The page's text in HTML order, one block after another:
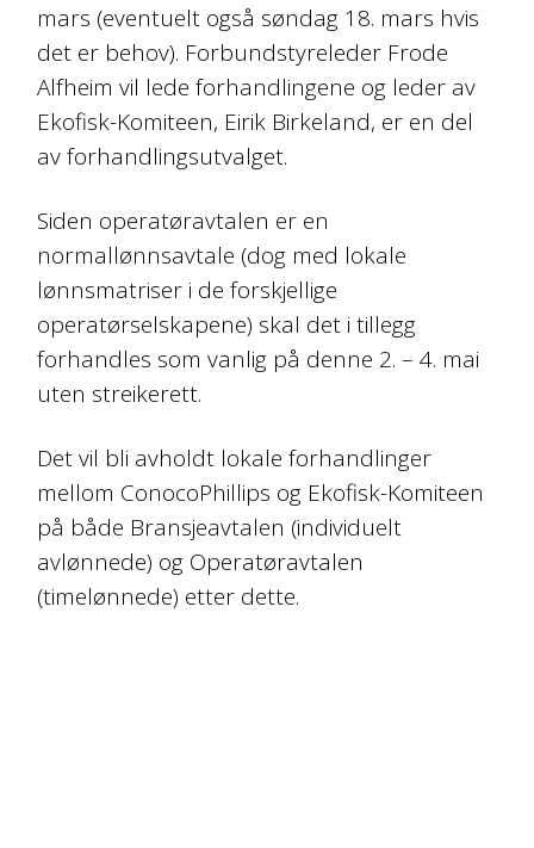
mars (eventuelt også søndag 18. mars hvis
det er behov). Forbundstyreleder Frode
Alfheim vil lede forhandlingene og leder av
Ekofisk-Komiteen, Eirik Birkeland, er en del
av forhandlingsutvalget.
Siden operatøravtalen er en
normallønnsavtale (dog med lokale
lønnsmatriser i de forskjellige
operatørselskapene) skal det i tillegg
forhandles som vanlig på denne 2. – 4. mai
uten streikerett.
Det vil bli avholdt lokale forhandlinger
mellom ConocoPhillips og Ekofisk-Komiteen
på både Bransjeavtalen (individuelt
avlønnede) og Operatøravtalen
(timelønnede) etter dette.